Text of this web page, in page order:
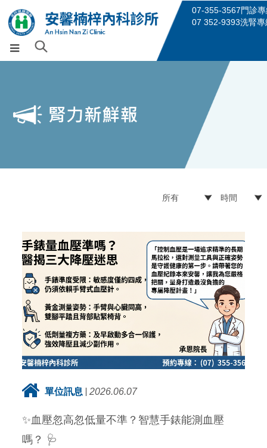
07-355-3567門診
07 352-9393洗腎專
單位訊息 2026.06.07
✨血壓忽高忽低量不準？智慧手錶能測血壓
嗎？ 🩺